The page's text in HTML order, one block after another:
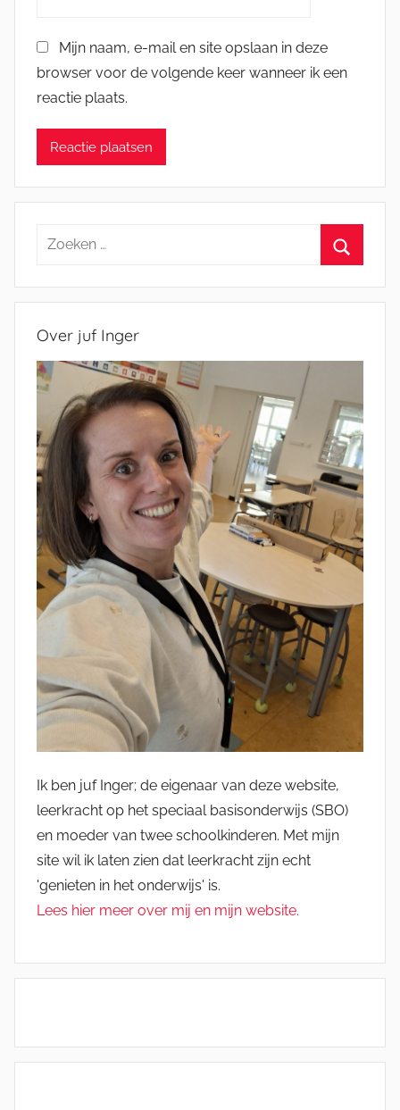
Mijn naam, e-mail en site opslaan in deze
browser voor de volgende keer wanneer ik een
reactie plaats.
Zoeken
Over juf Inger
Ik ben juf Inger; de eigenaar van deze website,
leerkracht op het speciaal basisonderwijs (SBO)
en moeder van twee schoolkinderen. Met mijn
site wil ik laten zien dat leerkracht zijn echt
'genieten in het onderwijs' is.
Lees hier meer over mij en mijn website.